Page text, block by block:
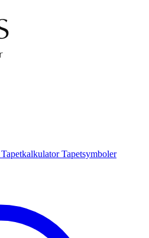
TapetkalkulatorTapetsymboler